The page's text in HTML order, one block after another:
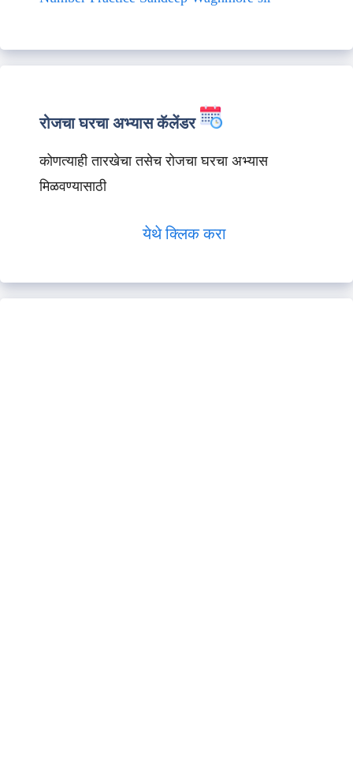
रोजचा घरचा अभ्यास कॅलेंडर
कोणत्याही तारखेचा तसेच रोजचा घरचा अभ्यास
मिळवण्यासाठी
येथे क्लिक करा